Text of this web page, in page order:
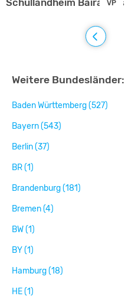
VP
Weitere Bundesländer:
Baden Württemberg (527)
Bayern (543)
Berlin (37)
BR (1)
Brandenburg (181)
Bremen (4)
BW (1)
BY (1)
Hamburg (18)
HE (1)